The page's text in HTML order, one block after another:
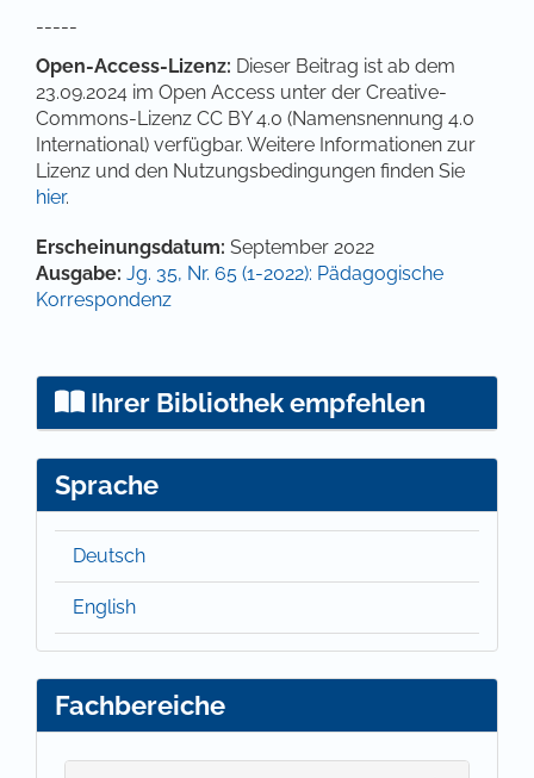
-----
Open-Access-Lizenz: Dieser Beitrag ist ab dem
23.09.2024 im Open Access unter der Creative-
Commons-Lizenz CC BY 4.0 (Namensnennung 4.0
International) verfügbar. Weitere Informationen zur
Lizenz und den Nutzungsbedingungen finden Sie
hier.
Artikel-Details
Erscheinungsdatum: September 2022
Ausgabe: Jg. 35, Nr. 65 (1-2022): Pädagogische
Korrespondenz
Ihrer Bibliothek empfehlen
Sprache
Deutsch
English
Fachbereiche